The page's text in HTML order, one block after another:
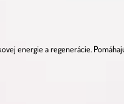
energie a regenerácie.